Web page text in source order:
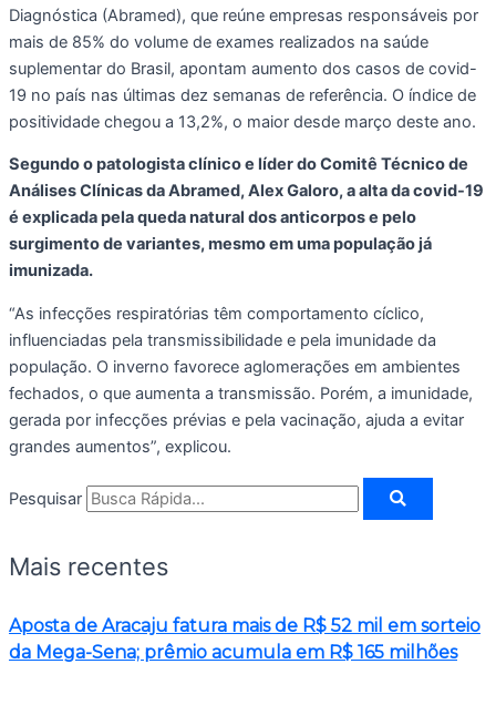
Diagnóstica (Abramed), que reúne empresas responsáveis por
mais de 85% do volume de exames realizados na saúde
suplementar do Brasil, apontam aumento dos casos de covid-
19 no país nas últimas dez semanas de referência. O índice de
positividade chegou a 13,2%, o maior desde março deste ano.
Segundo o patologista clínico e líder do Comitê Técnico de
Análises Clínicas da Abramed, Alex Galoro, a alta da covid-19
é explicada pela queda natural dos anticorpos e pelo
surgimento de variantes, mesmo em uma população já
imunizada.
“As infecções respiratórias têm comportamento cíclico,
influenciadas pela transmissibilidade e pela imunidade da
população. O inverno favorece aglomerações em ambientes
fechados, o que aumenta a transmissão. Porém, a imunidade,
gerada por infecções prévias e pela vacinação, ajuda a evitar
grandes aumentos”, explicou.
Pesquisar
Mais recentes
Aposta de Aracaju fatura mais de R$ 52 mil em sorteio
da Mega-Sena; prêmio acumula em R$ 165 milhões